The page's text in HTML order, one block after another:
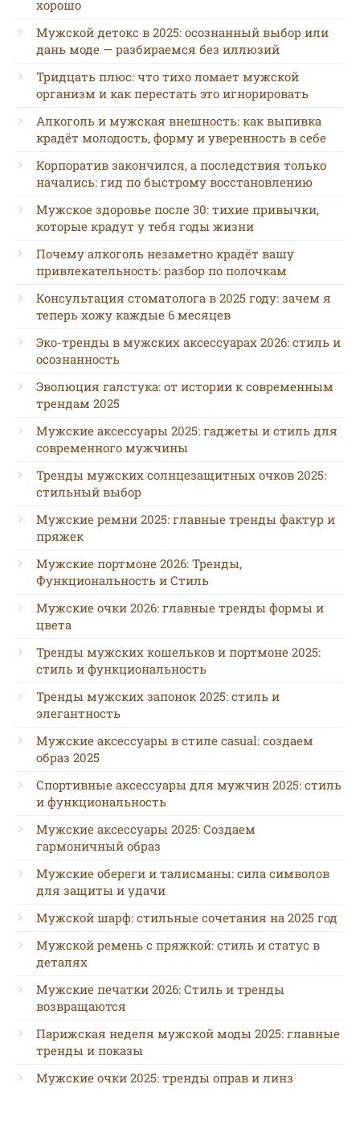
хорошо
Мужской детокс в 2025: осознанный выбор или
дань моде — разбираемся без иллюзий
Тридцать плюс: что тихо ломает мужской
организм и как перестать это игнорировать
Алкоголь и мужская внешность: как выпивка
крадёт молодость, форму и уверенность в себе
Корпоратив закончился, а последствия только
начались: гид по быстрому восстановлению
Мужское здоровье после 30: тихие привычки,
которые крадут у тебя годы жизни
Почему алкоголь незаметно крадёт вашу
привлекательность: разбор по полочкам
Консультация стоматолога в 2025 году: зачем я
теперь хожу каждые 6 месяцев
Эко-тренды в мужских аксессуарах 2026: стиль и
осознанность
Эволюция галстука: от истории к современным
трендам 2025
Мужские аксессуары 2025: гаджеты и стиль для
современного мужчины
Тренды мужских солнцезащитных очков 2025:
стильный выбор
Мужские ремни 2025: главные тренды фактур и
пряжек
Мужские портмоне 2026: Тренды,
Функциональность и Стиль
Мужские очки 2026: главные тренды формы и
цвета
Тренды мужских кошельков и портмоне 2025:
стиль и функциональность
Тренды мужских запонок 2025: стиль и
элегантность
Мужские аксессуары в стиле casual: создаем
образ 2025
Спортивные аксессуары для мужчин 2025: стиль
и функциональность
Мужские аксессуары 2025: Создаем
гармоничный образ
Мужские обереги и талисманы: сила символов
для защиты и удачи
Мужской шарф: стильные сочетания на 2025 год
Мужской ремень с пряжкой: стиль и статус в
деталях
Мужские печатки 2026: Стиль и тренды
возвращаются
Парижская неделя мужской моды 2025: главные
тренды и показы
Мужские очки 2025: тренды оправ и линз